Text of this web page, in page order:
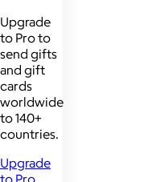
Upgrade
to Pro to
send gifts
and gift
cards
worldwide
to 140+
countries.
Upgrade
to Pro